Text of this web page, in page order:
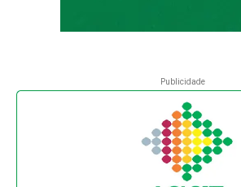
Publicidade